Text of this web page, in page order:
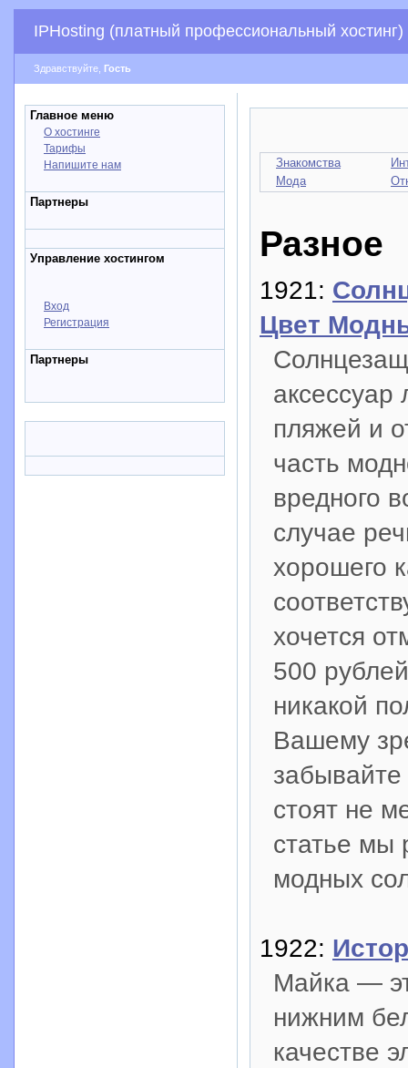
IPHosting (платный профессиональный хостинг)
Здравствуйте, Гость
Главное меню
О хостинге
Тарифы
Напишите нам
Партнеры
Управление хостингом
Вход
Регистрация
Партнеры
Знакомства
Мода
Разное
1921:
Цвет
аксессуар
пляжей и
часть
вредного
случае
хорошего
хочется
500
никакой
Вашему
стоят не
статье мы
модных
1922:
Майка —
нижним
качестве